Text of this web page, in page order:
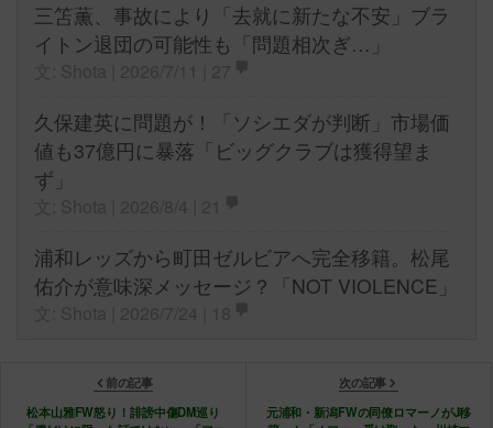
三笘薫、事故により「去就に新たな不安」ブラ
イトン退団の可能性も「問題相次ぎ…」
久保建英に問題が！「ソシエダが判断」市場価
値も37億円に暴落「ビッグクラブは獲得望ま
ず」
浦和レッズから町田ゼルビアへ完全移籍。松尾
佑介が意味深メッセージ？「NOT VIOLENCE」
前の記事
松本山雅FW怒り！誹謗中傷DM巡り
次の記事
元浦和・新潟FWの同僚ロマーノがJ移